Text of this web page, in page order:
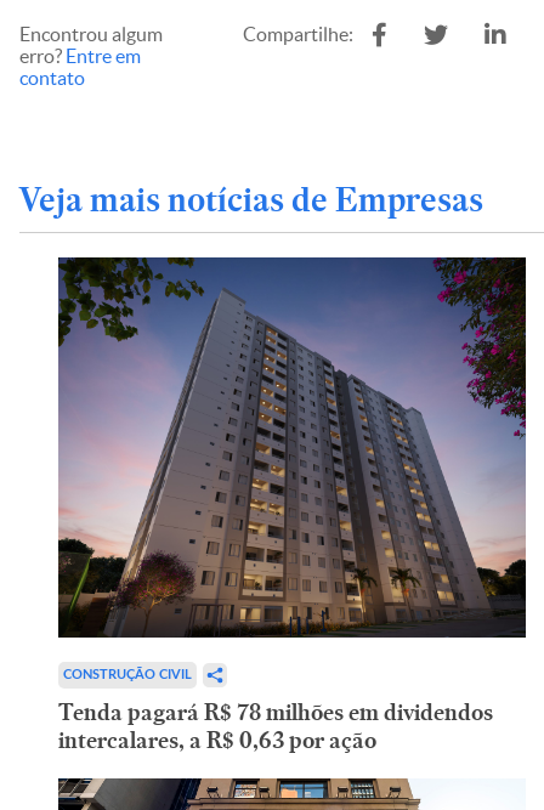
Encontrou algum
erro? Entre em
contato
Compartilhe:
Veja mais notícias de Empresas
CONSTRUÇÃO CIVIL
Tenda pagará R$ 78 milhões em dividendos
intercalares, a R$ 0,63 por ação